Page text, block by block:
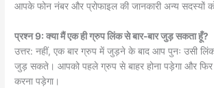
आपके फोन नंबर और प्रोफाइल की जानकारी अन्य सदस्यों
प्रश्न 9: क्या मैं एक ही ग्रुप लिंक से बार-बार जुड़ सकता हूँ?
उत्तर: नहीं, एक बार ग्रुप में जुड़ने के बाद आप पुनः उसी
जुड़ सकते। आपको पहले ग्रुप से बाहर होना पड़ेगा और
करना पड़ेगा।